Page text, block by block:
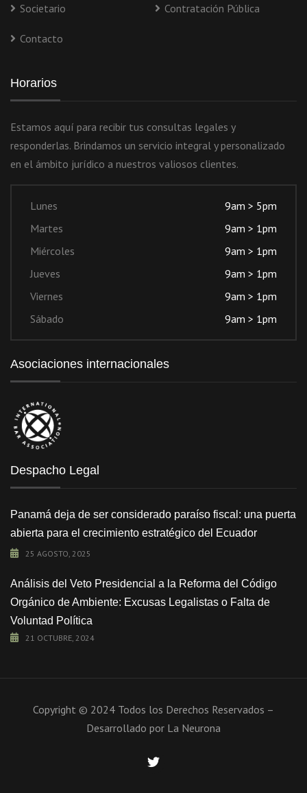
Societario Contratación Pública
Contacto
Horarios
Estamos aquí para recibir tus consultas legales y
responderlas. Brindamos un servicio integral y personalizado
en el ámbito jurídico a nuestros valiosos clientes.
Lunes
9am > 5pm
Martes
9am > 1pm
Miércoles
9am > 1pm
Jueves
9am > 1pm
Viernes
9am > 1pm
Sábado
9am > 1pm
Asociaciones internacionales
Despacho Legal
Panamá deja de ser considerado paraíso fiscal: una puerta
abierta para el crecimiento estratégico del Ecuador
25 AGOSTO, 2025
Análisis del Veto Presidencial a la Reforma del Código
Orgánico de Ambiente: Excusas Legalistas o Falta de
Voluntad Política
21 OCTUBRE, 2024
Copyright © 2024 Todos los Derechos Reservados –
Desarrollado por La Neurona
twitter